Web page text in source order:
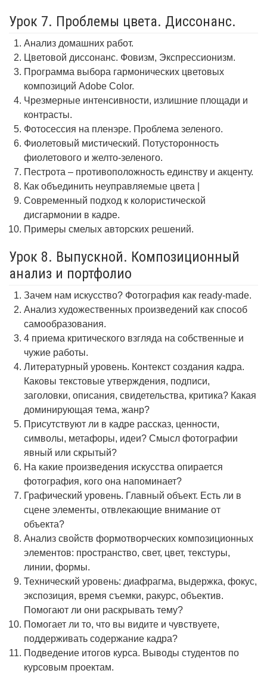
Урок 7. Проблемы цвета. Диссонанс.
Анализ домашних работ.
Цветовой диссонанс. Фовизм, Экспрессионизм.
Программа выбора гармонических цветовых
композиций Adobe Color.
Чрезмерные интенсивности, излишние площади и
контрасты.
Фотосессия на пленэре. Проблема зеленого.
Фиолетовый мистический. Потусторонность
фиолетового и желто-зеленого.
Пестрота – противоположность единству и акценту.
Как объединить неуправляемые цвета |
Современный подход к колористической
дисгармонии в кадре.
Примеры смелых авторских решений.
Урок 8. Выпускной. Композиционный
анализ и портфолио
Зачем нам искусство? Фотография как ready-made.
Анализ художественных произведений как способ
самообразования.
4 приема критического взгляда на собственные и
чужие работы.
Литературный уровень. Контекст создания кадра.
Каковы текстовые утверждения, подписи,
заголовки, описания, свидетельства, критика? Какая
доминирующая тема, жанр?
Присутствуют ли в кадре рассказ, ценности,
символы, метафоры, идеи? Смысл фотографии
явный или скрытый?
На какие произведения искусства опирается
фотография, кого она напоминает?
Графический уровень. Главный объект. Есть ли в
сцене элементы, отвлекающие внимание от
объекта?
Анализ свойств формотворческих композиционных
элементов: пространство, свет, цвет, текстуры,
линии, формы.
Технический уровень: диафрагма, выдержка, фокус,
экспозиция, время съемки, ракурс, объектив.
Помогают ли они раскрывать тему?
Помогает ли то, что вы видите и чувствуете,
поддерживать содержание кадра?
Подведение итогов курса. Выводы студентов по
курсовым проектам.